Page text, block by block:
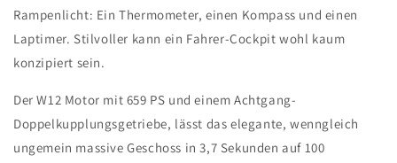
Rampenlicht: Ein Thermometer, einen Kompass und einen
Laptimer. Stilvoller kann ein Fahrer-Cockpit wohl kaum
konzipiert sein.
Der W12 Motor mit 659 PS und einem Achtgang-
Doppelkupplungsgetriebe, lässt das elegante, wenngleich
ungemein massive Geschoss in 3,7 Sekunden auf 100